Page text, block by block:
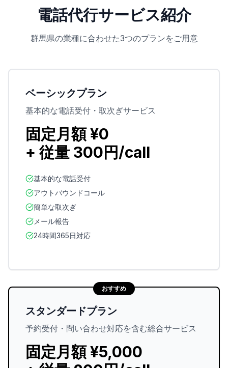
電話代行サービス紹介
群馬県の業種に合わせた3つのプランをご用意
ベーシックプラン
基本的な電話受付・取次ぎサービス
固定月額 ¥0
+ 従量 300円/call
基本的な電話受付
アウトバウンドコール
簡単な取次ぎ
メール報告
24時間365日対応
おすすめ
スタンダードプラン
予約受付・問い合わせ対応を含む総合サービス
固定月額 ¥5,000